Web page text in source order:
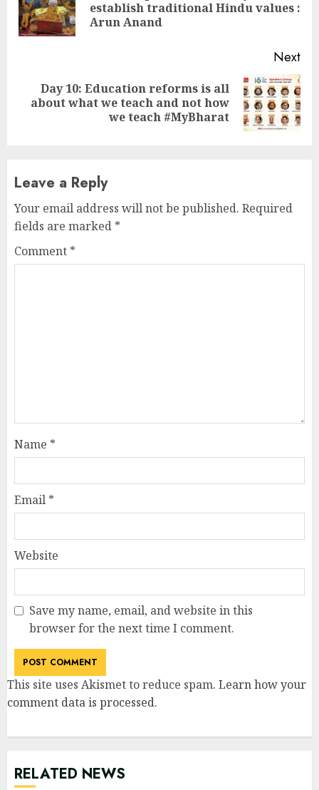
establish traditional Hindu values :
Arun Anand
Next
Next
Day 10: Education reforms is all
about what we teach and not how
we teach #MyBharat
Leave a Reply
Your email address will not be published. Required
fields are marked *
Comment *
Name *
Email *
Website
Save my name, email, and website in this
browser for the next time I comment.
This site uses Akismet to reduce spam. Learn how your
comment data is processed.
RELATED NEWS